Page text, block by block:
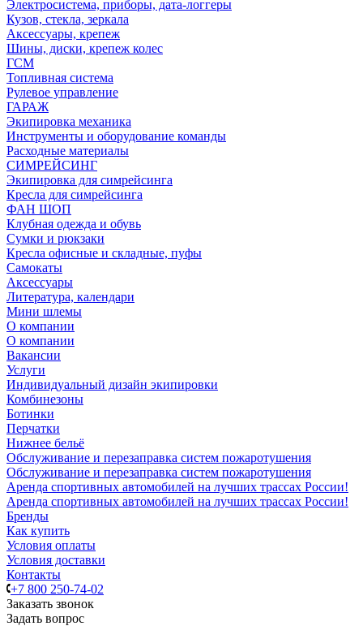
Электросистема, приборы, дата-логгеры
Кузов, стекла, зеркала
Аксессуары, крепеж
Шины, диски, крепеж колес
ГСМ
Топливная система
Рулевое управление
ГАРАЖ
Экипировка механика
Инструменты и оборудование команды
Расходные материалы
СИМРЕЙСИНГ
Экипировка для симрейсинга
Кресла для симрейсинга
ФАН ШОП
Клубная одежда и обувь
Сумки и рюкзаки
Кресла офисные и складные, пуфы
Самокаты
Аксессуары
Литература, календари
Мини шлемы
О компании
О компании
Вакансии
Услуги
Индивидуальный дизайн экипировки
Комбинезоны
Ботинки
Перчатки
Нижнее бельё
Обслуживание и перезаправка систем пожаротушения
Обслуживание и перезаправка систем пожаротушения
Аренда спортивных автомобилей на лучших трассах России!
Аренда спортивных автомобилей на лучших трассах России!
Бренды
Как купить
Условия оплаты
Условия доставки
Контакты
+7 800 250-74-02
Заказать звонок
Задать вопрос